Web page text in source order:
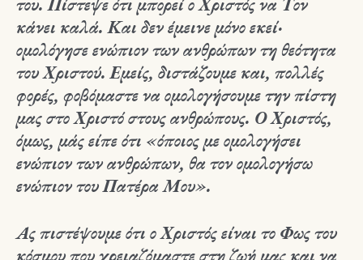
κάνει καλά. Και δεν έμεινε μόνο εκεί·
ομολόγησε ενώπιον των ανθρώπων τη θεότητα
του Χριστού. Εμείς, διστάζουμε και, πολλές
φορές, φοβόμαστε να ομολογήσουμε την πίστη
μας στο Χριστό στους ανθρώπους. Ο Χριστός,
όμως, μάς είπε ότι «όποιος με ομολογήσει
ενώπιον των ανθρώπων, θα τον ομολογήσω
ενώπιον του Πατέρα Μου».
Ας πιστέψουμε ότι ο Χριστός είναι το Φως του